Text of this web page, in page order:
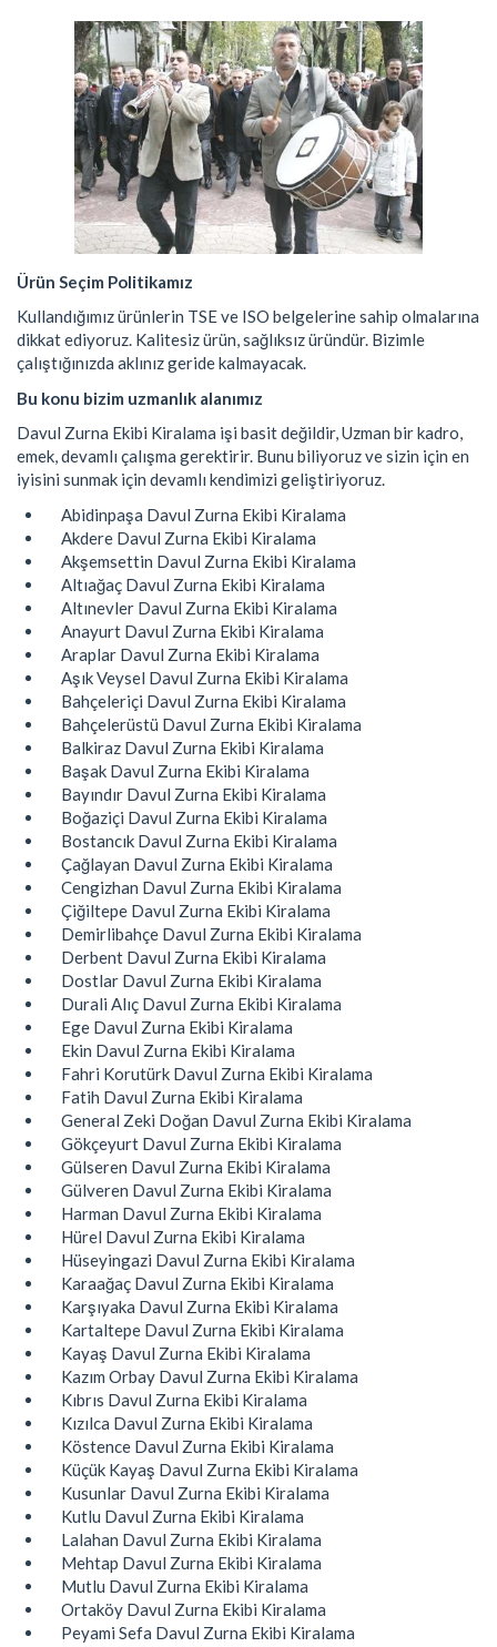
Ürün Seçim Politikamız
Kullandığımız ürünlerin TSE ve ISO belgelerine sahip olmalarına
dikkat ediyoruz. Kalitesiz ürün, sağlıksız üründür. Bizimle
çalıştığınızda aklınız geride kalmayacak.
Bu konu bizim uzmanlık alanımız
Davul Zurna Ekibi Kiralama işi basit değildir, Uzman bir kadro,
emek, devamlı çalışma gerektirir. Bunu biliyoruz ve sizin için en
iyisini sunmak için devamlı kendimizi geliştiriyoruz.
Abidinpaşa Davul Zurna Ekibi Kiralama
Akdere Davul Zurna Ekibi Kiralama
Akşemsettin Davul Zurna Ekibi Kiralama
Altıağaç Davul Zurna Ekibi Kiralama
Altınevler Davul Zurna Ekibi Kiralama
Anayurt Davul Zurna Ekibi Kiralama
Araplar Davul Zurna Ekibi Kiralama
Aşık Veysel Davul Zurna Ekibi Kiralama
Bahçeleriçi Davul Zurna Ekibi Kiralama
Bahçelerüstü Davul Zurna Ekibi Kiralama
Balkiraz Davul Zurna Ekibi Kiralama
Başak Davul Zurna Ekibi Kiralama
Bayındır Davul Zurna Ekibi Kiralama
Boğaziçi Davul Zurna Ekibi Kiralama
Bostancık Davul Zurna Ekibi Kiralama
Çağlayan Davul Zurna Ekibi Kiralama
Cengizhan Davul Zurna Ekibi Kiralama
Çiğiltepe Davul Zurna Ekibi Kiralama
Demirlibahçe Davul Zurna Ekibi Kiralama
Derbent Davul Zurna Ekibi Kiralama
Dostlar Davul Zurna Ekibi Kiralama
Durali Alıç Davul Zurna Ekibi Kiralama
Ege Davul Zurna Ekibi Kiralama
Ekin Davul Zurna Ekibi Kiralama
Fahri Korutürk Davul Zurna Ekibi Kiralama
Fatih Davul Zurna Ekibi Kiralama
General Zeki Doğan Davul Zurna Ekibi Kiralama
Gökçeyurt Davul Zurna Ekibi Kiralama
Gülseren Davul Zurna Ekibi Kiralama
Gülveren Davul Zurna Ekibi Kiralama
Harman Davul Zurna Ekibi Kiralama
Hürel Davul Zurna Ekibi Kiralama
Hüseyingazi Davul Zurna Ekibi Kiralama
Karaağaç Davul Zurna Ekibi Kiralama
Karşıyaka Davul Zurna Ekibi Kiralama
Kartaltepe Davul Zurna Ekibi Kiralama
Kayaş Davul Zurna Ekibi Kiralama
Kazım Orbay Davul Zurna Ekibi Kiralama
Kıbrıs Davul Zurna Ekibi Kiralama
Kızılca Davul Zurna Ekibi Kiralama
Köstence Davul Zurna Ekibi Kiralama
Küçük Kayaş Davul Zurna Ekibi Kiralama
Kusunlar Davul Zurna Ekibi Kiralama
Kutlu Davul Zurna Ekibi Kiralama
Lalahan Davul Zurna Ekibi Kiralama
Mehtap Davul Zurna Ekibi Kiralama
Mutlu Davul Zurna Ekibi Kiralama
Ortaköy Davul Zurna Ekibi Kiralama
Peyami Sefa Davul Zurna Ekibi Kiralama